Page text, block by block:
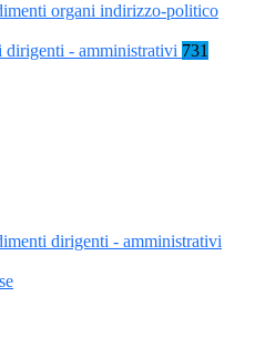
organi indirizzo-politico
dirigenti - amministrativi 731
dirigenti - amministrativi